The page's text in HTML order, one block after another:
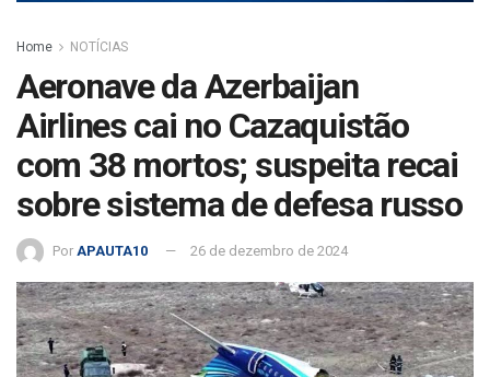
Home NOTÍCIAS
Aeronave da Azerbaijan
Airlines cai no Cazaquistão
com 38 mortos; suspeita recai
sobre sistema de defesa russo
Por APAUTA10 26 de dezembro de 2024